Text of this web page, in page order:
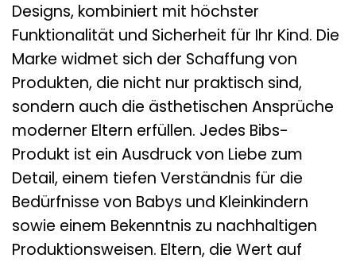
Designs, kombiniert mit höchster
Funktionalität und Sicherheit für Ihr Kind. Die
Marke widmet sich der Schaffung von
Produkten, die nicht nur praktisch sind,
sondern auch die ästhetischen Ansprüche
moderner Eltern erfüllen. Jedes Bibs-
Produkt ist ein Ausdruck von Liebe zum
Detail, einem tiefen Verständnis für die
Bedürfnisse von Babys und Kleinkindern
sowie einem Bekenntnis zu nachhaltigen
Produktionsweisen. Eltern, die Wert auf